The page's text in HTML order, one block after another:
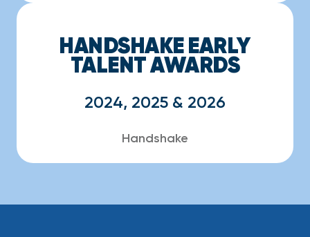
HANDSHAKE EARLY
TALENT AWARDS
2024, 2025 & 2026
Handshake